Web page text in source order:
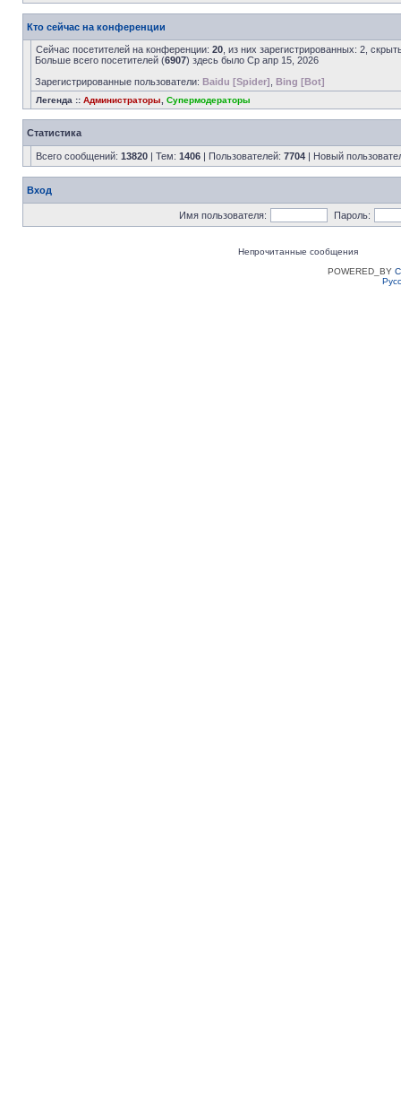
Кто сейчас на конференции
Сейчас посетителей на конференции: 20 , из них зарегистрированных: 2,
Больше всего посетителей (6907) здесь было Ср апр 15, 2026
Зарегистрированные пользователи: Baidu [Spider] Bing [Bot]
Легенда :: Администраторы Супермодераторы
Статистика
Всего сообщений: 13820 | Тем: 1406 | Пользователей: 7704 | Новый
Вход
Имя пользователя: Пароль:
Непрочитанные сообщения
POWERED_BY